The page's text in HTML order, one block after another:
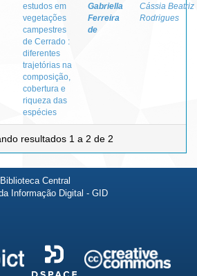
estudos em
vegetações
campestres
de Cerrado :
diferentes
trajetórias na
composição,
cobertura e
riqueza das
espécies
Gabriella
Ferreira
de
Cássia Beatriz
Rodrigues
resultados 1 a 2 de 2
Central
Informação Digital - GID